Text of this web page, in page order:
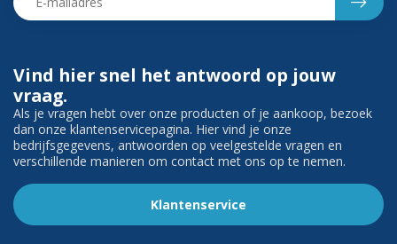
Vind hier snel het antwoord op jouw
vraag.
Als je vragen hebt over onze producten of je aankoop, bezoek
dan onze klantenservicepagina. Hier vind je onze
bedrijfsgegevens, antwoorden op veelgestelde vragen en
verschillende manieren om contact met ons op te nemen.
Klantenservice